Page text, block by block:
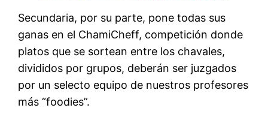
Secundaria, por su parte, pone todas sus
ganas en el ChamiCheff, competición donde
platos que se sortean entre los chavales,
divididos por grupos, deberán ser juzgados
por un selecto equipo de nuestros profesores
más “foodies”.